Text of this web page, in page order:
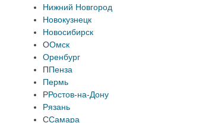
Нижний Новгород
Новокузнецк
Новосибирск
ООмск
Оренбург
ППенза
Пермь
РРостов-на-Дону
Рязань
ССамара